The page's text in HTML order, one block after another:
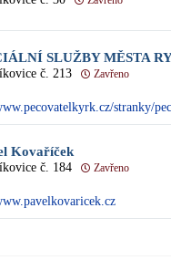
SLUŽBY MĚSTA
č. 213 Zavřeno
stranky/
Kovaříček
č. 184 Zavřeno